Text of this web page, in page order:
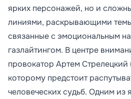
ярких персонажей, но и
линиями, раскрывающими
связанные с эмоциональным
газлайтингом. В центре
провокатор Артем
которому предстоит
человеческих судьб. Одним из